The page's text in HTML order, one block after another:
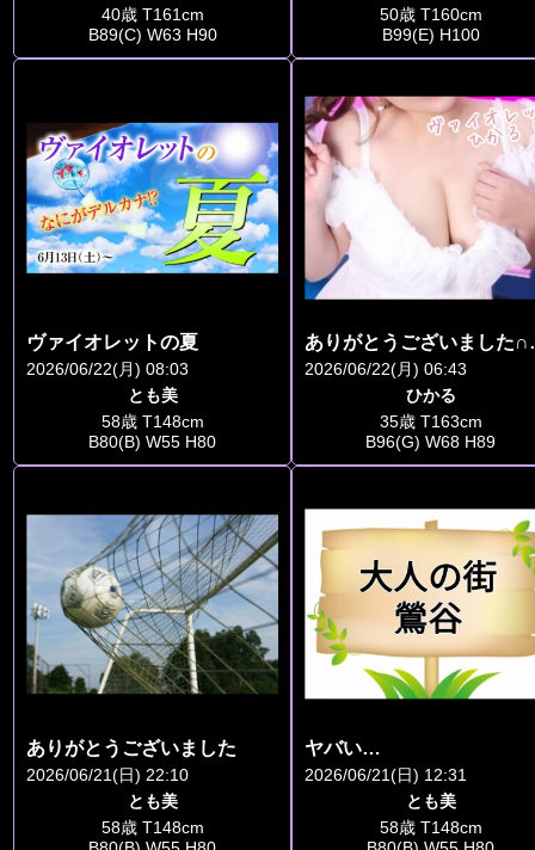
40歳 T161cm
B89(C) W63 H90
50歳 T160cm
B99(E) H100
ヴァイオレットの夏
2026/06/22(月) 08:03
とも美
58歳 T148cm
B80(B) W55 H80
あり
2026/06/22(月) 06:43
ひかる
35歳 T163cm
B96(G) W68 H89
ありがとうございました
2026/06/21(日) 22:10
とも美
58歳 T148cm
ヤバい…
2026/06/21(日) 12:31
とも美
58歳 T148cm